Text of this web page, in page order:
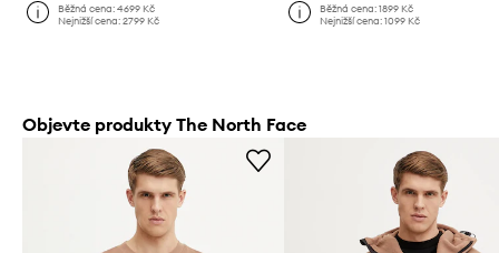
Běžná cena:4699 Kč
Nejnižší cena:2799 Kč
Běžná cena: 1899 Kč
Nejnižší cena: 1099 Kč
Objevte produkty The North Face